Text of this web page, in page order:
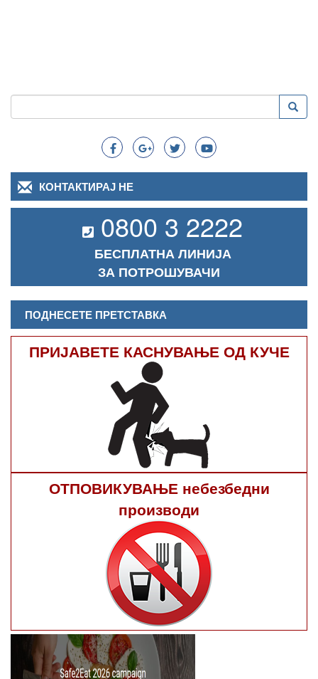
Search
Пребарување
КОНТАКТИРАЈ НЕ
0800 3 2222
БЕСПЛАТНА ЛИНИЈА
ЗА ПОТРОШУВАЧИ
ПОДНЕСЕТЕ ПРЕТСТАВКА
ПРИЈАВЕТЕ КАСНУВАЊЕ ОД КУЧЕ
ОТПОВИКУВАЊЕ небезбедни
производи